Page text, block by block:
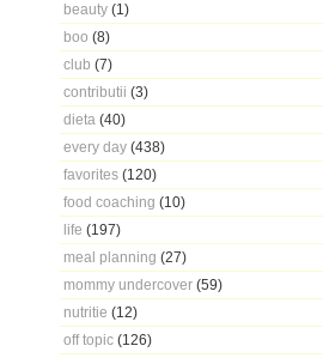
beauty (1)
boo (8)
club (7)
contributii (3)
dieta (40)
every day (438)
favorites (120)
food coaching (10)
life (197)
meal planning (27)
mommy undercover (59)
nutritie (12)
off topic (126)